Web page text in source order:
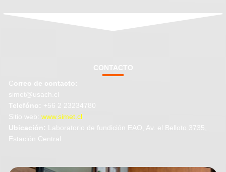
CONTACTO
C orreo de contacto:
simet@usach.cl
Telefóno: +56 2 23234780
Sitio web:www.simet.cl
Ubicación:
Laboratorio de fundición EAO, Av. el Belloto 3735,
Estación Central